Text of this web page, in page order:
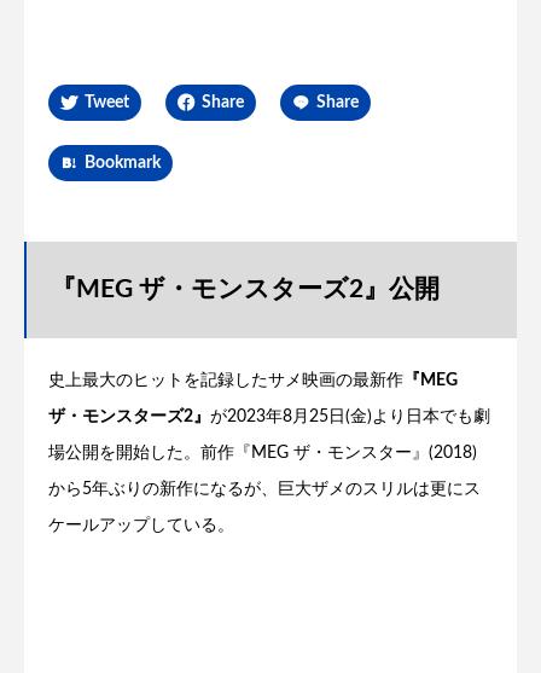
Tweet Share Share
Bookmark
『MEG ザ・モンスターズ2』公開
史上最大のヒットを記録したサメ映画の最新作 『MEG
ザ・モンスターズ2』 が2023年8月25日(金)より日本でも劇
場公開を開始した。前作『MEG ザ・モンスター』(2018)
から5年ぶりの新作になるが、巨大ザメのスリルは更にス
ケールアップしている。